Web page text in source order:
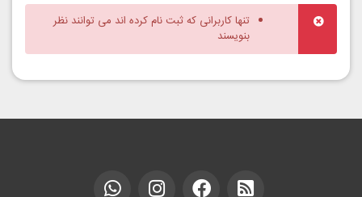
تنها کاربرانی که ثبت نام کرده اند می توانند نظر
بنویسند